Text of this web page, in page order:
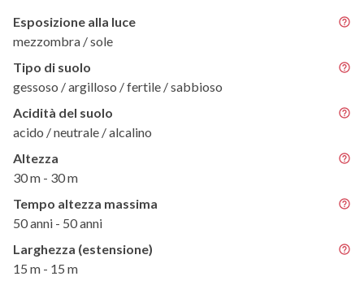
Esposizione alla luce
mezzombra / sole
Tipo di suolo
gessoso / argilloso / fertile / sabbioso
Acidità del suolo
acido / neutrale / alcalino
Altezza
30 m - 30 m
Tempo altezza massima
50 anni - 50 anni
Larghezza (estensione)
15 m - 15 m